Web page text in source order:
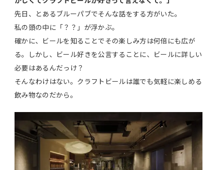
先日、とあるブルーパブでそんな話をする方がいた。
私の頭の中に「？？」が浮かぶ。
確かに、ビールを知ることでその楽しみ方は何倍にも広が
る。しかし、ビール好きを公言することに、ビールに詳しい
必要はあるんだっけ？
そんなわけはない。クラフトビールは誰でも気軽に楽しめる
飲み物なのだから。